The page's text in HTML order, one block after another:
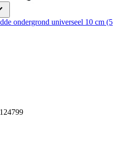
ondergrond universeel 10 cm (5